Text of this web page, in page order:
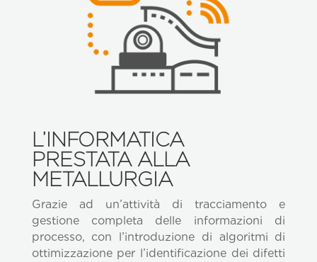
L’INFORMATICA
PRESTATA ALLA
METALLURGIA
Grazie ad un’attività di tracciamento e
gestione completa delle informazioni di
processo, con l’introduzione di algoritmi di
ottimizzazione per l’identificazione dei difetti